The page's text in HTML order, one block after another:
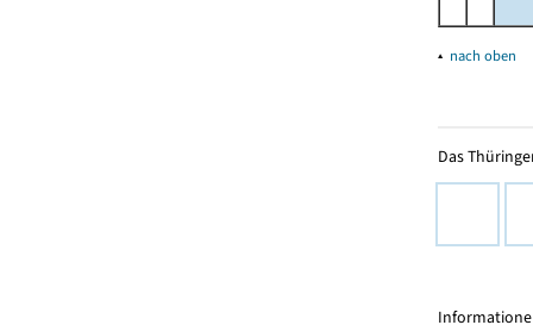
▴ nach oben
Das